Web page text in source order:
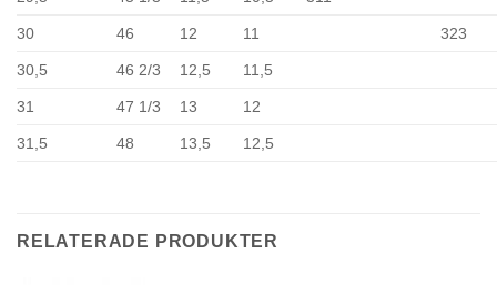
30 46 12 11 323
30,5 46 2/3 12,5 11,5
31 47 1/3 13 12
31,5 48 13,5 12,5
RELATERADE PRODUKTER